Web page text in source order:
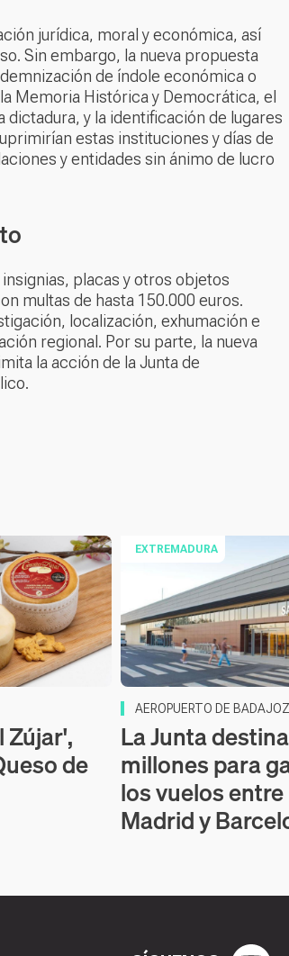
jurídica, moral y económica, así
Sin embargo, la nueva propuesta
de índole económica o
Memoria Histórica y Democrática, el
y la identificación de lugares
estas instituciones y días de
y entidades sin ánimo de lucro
placas y otros objetos
multas de hasta 150.000 euros.
localización, exhumación e
regional. Por su parte, la nueva
la acción de la Junta de
Zújar',
de
EXTREMADURA
AEROPUERTO DE BADAJOZ
La Junta
millones para
los vuelos
Madrid y